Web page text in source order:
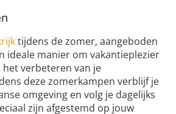
tijdens de zomer, aangeboden
ideale manier om vakantieplezier
verbeteren van je
deze zomerkampen verblijf je
omgeving en volg je dagelijks
zijn afgestemd op jouw